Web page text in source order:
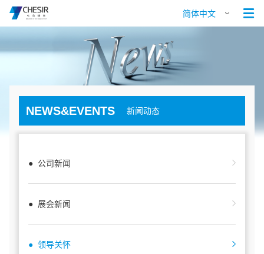
简体中文 
NEWS&EVENTS 新闻动态
● 公司新闻
● 展会新闻
● 领导关怀